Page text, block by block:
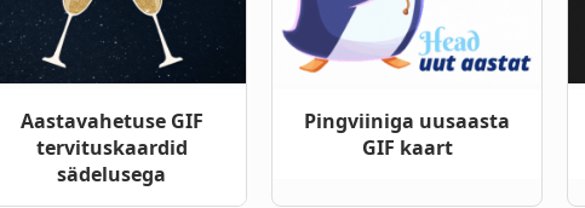
Aastavahetuse GIF
tervituskaardid
sädelusega
Pingviiniga uusaasta
GIF kaart